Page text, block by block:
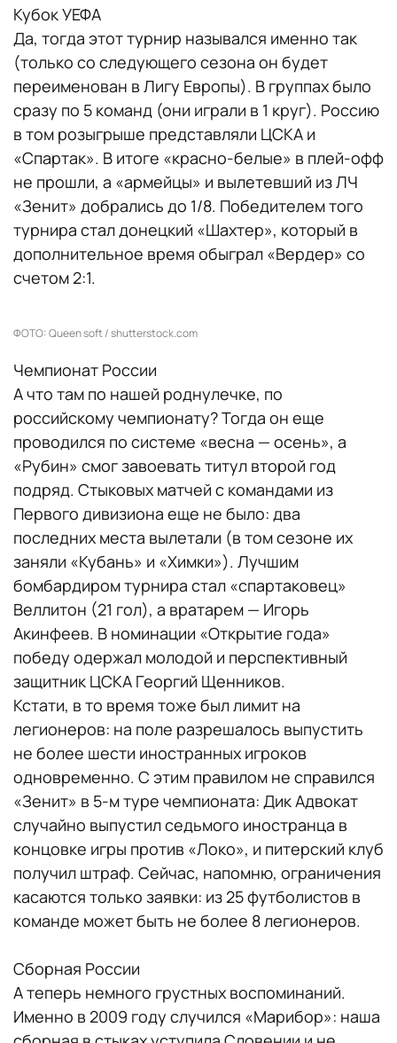
Кубок УЕФА
Да, тогда этот турнир назывался именно так
(только со следующего сезона он будет
переименован в Лигу Европы). В группах было
сразу по 5 команд (они играли в 1 круг). Россию
в том розыгрыше представляли ЦСКА и
«Спартак». В итоге «красно-белые» в плей-офф
не прошли, а «армейцы» и вылетевший из ЛЧ
«Зенит» добрались до 1/8. Победителем того
турнира стал донецкий «Шахтер», который в
дополнительное время обыграл «Вердер» со
счетом 2:1.
ФОТО: Queen soft / shutterstock.com
Чемпионат России
А что там по нашей роднулечке, по
российскому чемпионату? Тогда он еще
проводился по системе «весна — осень», а
«Рубин» смог завоевать титул второй год
подряд. Стыковых матчей с командами из
Первого дивизиона еще не было: два
последних места вылетали (в том сезоне их
заняли «Кубань» и «Химки»). Лучшим
бомбардиром турнира стал «спартаковец»
Веллитон (21 гол), а вратарем — Игорь
Акинфеев. В номинации «Открытие года»
победу одержал молодой и перспективный
защитник ЦСКА Георгий Щенников.
Кстати, в то время тоже был лимит на
легионеров: на поле разрешалось выпустить
не более шести иностранных игроков
одновременно. С этим правилом не справился
«Зенит» в 5-м туре чемпионата: Дик Адвокат
случайно выпустил седьмого иностранца в
концовке игры против «Локо», и питерский клуб
получил штраф. Сейчас, напомню, ограничения
касаются только заявки: из 25 футболистов в
команде может быть не более 8 легионеров.
Сборная России
А теперь немного грустных воспоминаний.
Именно в 2009 году случился «Марибор»: наша